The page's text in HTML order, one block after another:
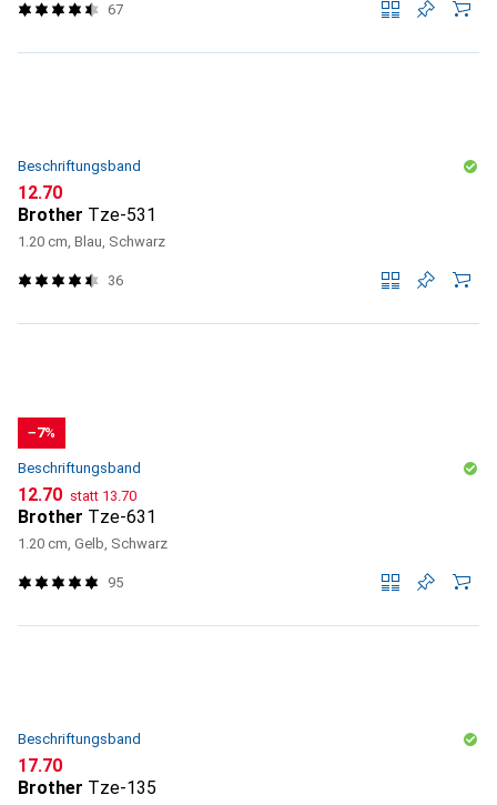
67
Beschriftungsband
CHF
12.70
Brother Tze-531
1.20 cm, Blau, Schwarz
36
−7%
Beschriftungsband
CHF
12.70 statt CHF
13.70
Brother Tze-631
1.20 cm, Gelb, Schwarz
95
Beschriftungsband
CHF
17.70
Brother Tze-135